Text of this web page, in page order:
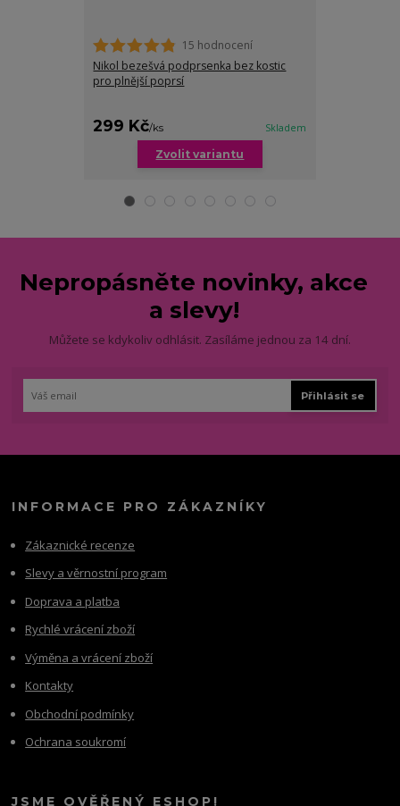
15 hodnocení
Nikol bezešvá podprsenka bez kostic
pro plnější poprsí
299 Kč/ks Skladem
Zvolit variantu
Nepropásněte novinky, akce
a slevy!
Můžete se kdykoliv odhlásit. Zasíláme jednou za 14 dní.
Přihlásit se
INFORMACE PRO ZÁKAZNÍKY
Zákaznické recenze
Slevy a věrnostní program
Doprava a platba
Rychlé vrácení zboží
Výměna a vrácení zboží
Kontakty
Obchodní podmínky
Ochrana soukromí
JSME OVĚŘENÝ ESHOP!